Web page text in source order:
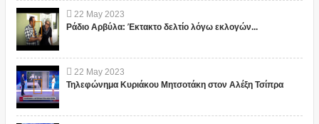
22 May 2023
Ράδιο Αρβύλα: Έκτακτο δελτίο λόγω εκλογών...
22 May 2023
Τηλεφώνημα Κυριάκου Μητσοτάκη στον Αλέξη Τσίπρα